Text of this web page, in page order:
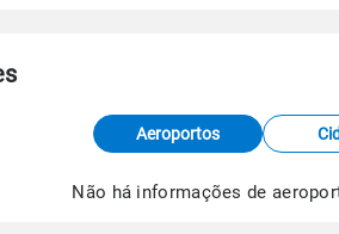
e Estudos Climáticos (CPTEC).
Aeroportos
Não há informações de